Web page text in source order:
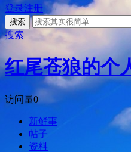
登录注册
搜索
搜索
红尾苍狼的个
访问量0
新鲜事
帖子
资料